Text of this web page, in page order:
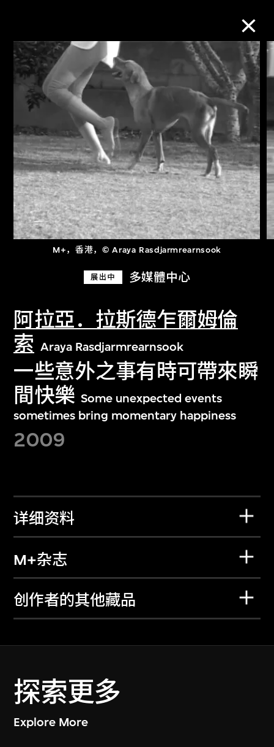
M+，香港，© Araya Rasdjarmrearnsook
展出中 多媒體中心
阿拉亞．拉斯德乍爾姆倫
索 Araya Rasdjarmrearnsook
一些意外之事有時可帶來瞬
間快樂 Some unexpected events
sometimes bring momentary happiness
2009
详细资料
M+杂志
创作者的其他藏品
探索更多
Explore More
M+藏品
进一步筛选 搜索
关于M+藏品
探索世界顶级的二十及二十一世纪视觉
文化藏品。